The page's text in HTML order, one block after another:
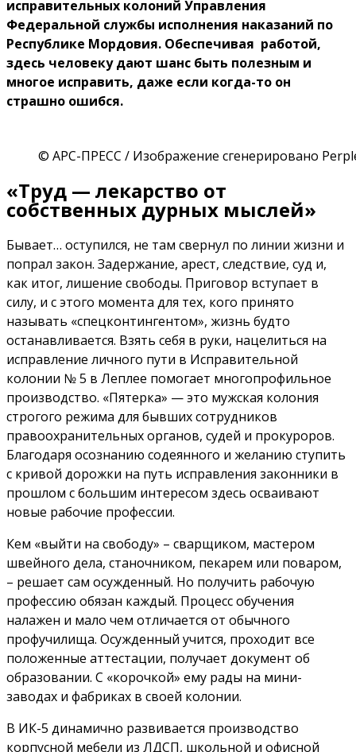
исправительных колоний Управления
Федеральной службы исполнения наказаний по
Республике Мордовия. Обеспечивая работой,
здесь человеку дают шанс быть полезным и
многое исправить, даже если когда-то он
страшно ошибся.
© АРС-ПРЕСС / Изображение сгенерировано
«Труд — лекарство от
собственных дурных мыслей»
Бывает… оступился, не там свернул по линии жизни и
попрал закон. Задержание, арест, следствие, суд и,
как итог, лишение свободы. Приговор вступает в
силу, и с этого момента для тех, кого принято
называть «спецконтингентом», жизнь будто
останавливается. Взять себя в руки, нацелиться на
исправление личного пути в Исправительной
колонии № 5 в Леплее помогает многопрофильное
производство. «Пятерка» — это мужская колония
строгого режима для бывших сотрудников
правоохранительных органов, судей и прокуроров.
Благодаря осознанию содеянного и желанию ступить
с кривой дорожки на путь исправления законники в
прошлом с большим интересом здесь осваивают
новые рабочие профессии.
Кем «выйти на свободу» – сварщиком, мастером
швейного дела, станочником, пекарем или поваром,
– решает сам осужденный. Но получить рабочую
профессию обязан каждый. Процесс обучения
налажен и мало чем отличается от обычного
профучилища. Осужденный учится, проходит все
положенные аттестации, получает документ об
образовании. С «корочкой» ему рады на мини-
заводах и фабриках в своей колонии.
В ИК-5 динамично развивается производство
корпусной мебели из ЛДСП, школьной и офисной